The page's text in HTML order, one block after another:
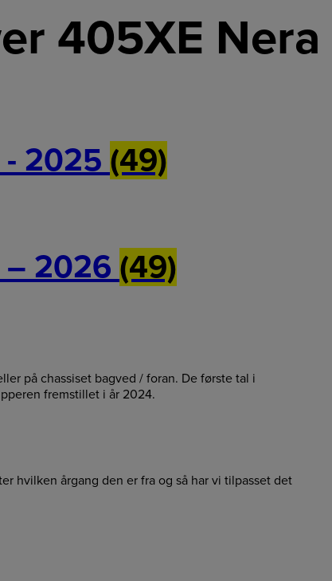
405XE Nera
- 2025 (49)
– 2026 (49)
på chassiset bagved / foran. De første tal i
fremstillet i år 2024.
hvilken årgang den er fra og så har vi tilpasset det